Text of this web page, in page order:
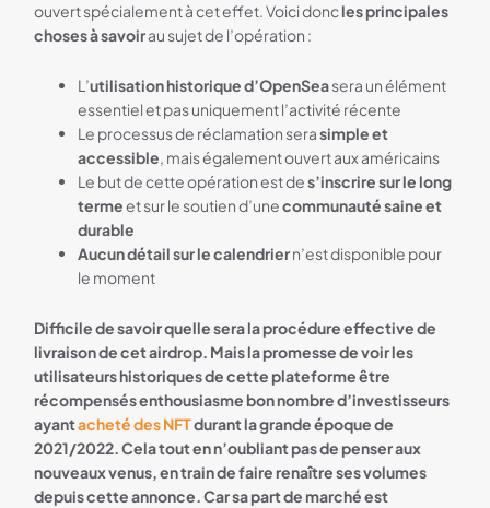
ouvert spécialement à cet effet. Voici doncles principales
choses à savoirau sujet de l’opération :
L’utilisation historique d’OpenSeasera un élément
essentiel et pas uniquement l’activité récente
Le processus de réclamation serasimple et
accessible, mais également ouvert aux américains
Le but de cette opération est des’inscrire sur le long
termeet sur le soutien d’unecommunauté saine et
durable
Aucun détail sur le calendriern’est disponible pour
le moment
Difficile de savoir quelle sera la procédure effective de
livraison de cet airdrop. Mais la promesse de voir les
utilisateurs historiques de cette plateforme être
récompensés enthousiasme bon nombre d’investisseurs
ayantacheté des NFTdurant la grande époque de
2021/2022. Cela tout en n’oubliant pas de penser aux
nouveaux venus, en train de faire renaître ses volumes
depuis cette annonce. Car sa part de marché est